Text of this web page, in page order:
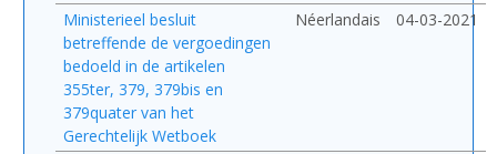
Ministerieel besluit
betreffende de vergoedingen
bedoeld in de artikelen
355ter, 379, 379bis en
379quater van het
Gerechtelijk Wetboek
Néerlandais 04-03-2021